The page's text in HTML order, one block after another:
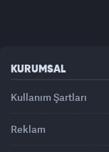
KURUMSAL
Kullanım Şartları
Reklam